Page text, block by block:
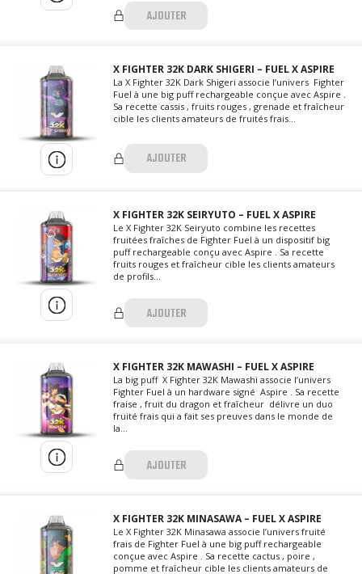
AJOUTER
X FIGHTER 32K DARK SHIGERI – FUEL X ASPIRE
La X Fighter 32K Dark Shigeri associe l’univers Fighter
Fuel à une big puff rechargeable conçue avec Aspire .
Sa recette cassis , fruits rouges , grenade et fraîcheur
cible les clients amateurs de fruités frais...
AJOUTER
X FIGHTER 32K SEIRYUTO – FUEL X ASPIRE
Le X Fighter 32K Seiryuto combine les recettes
fruitées fraîches de Fighter Fuel à un dispositif big
puff rechargeable conçu avec Aspire . Sa recette
fruits rouges et fraîcheur cible les clients amateurs
de profils...
AJOUTER
X FIGHTER 32K MAWASHI – FUEL X ASPIRE
La big puff X Fighter 32K Mawashi associe l’univers
Fighter Fuel à un hardware signé Aspire . Sa recette
fraise , fruit du dragon et fraîcheur délivre un duo
fruité frais qui a fait ses preuves dans le monde de
la...
AJOUTER
X FIGHTER 32K MINASAWA – FUEL X ASPIRE
Le X Fighter 32K Minasawa associe l’univers fruité
frais de Fighter Fuel à une big puff rechargeable
conçue avec Aspire . Sa recette cactus , poire ,
pomme et fraîcheur cible les clients amateurs de